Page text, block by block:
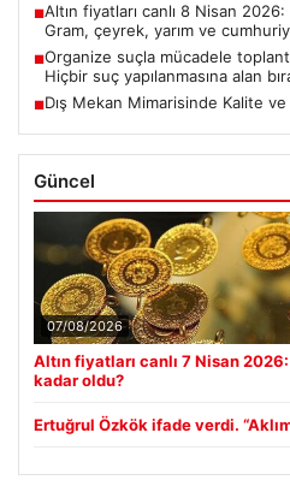
■Altın fiyatları canlı 8 Nisan
Gram, çeyrek, yarım ve
■Organize suçla mücadele
Hiçbir suç yapılanmasına alan
■Dış Mekan Mimarisinde Kalite ve
Güncel
07/08/2026
Altın fiyatları canlı 7 Nisan
kadar oldu?
Ertuğrul Özkök ifade verdi.